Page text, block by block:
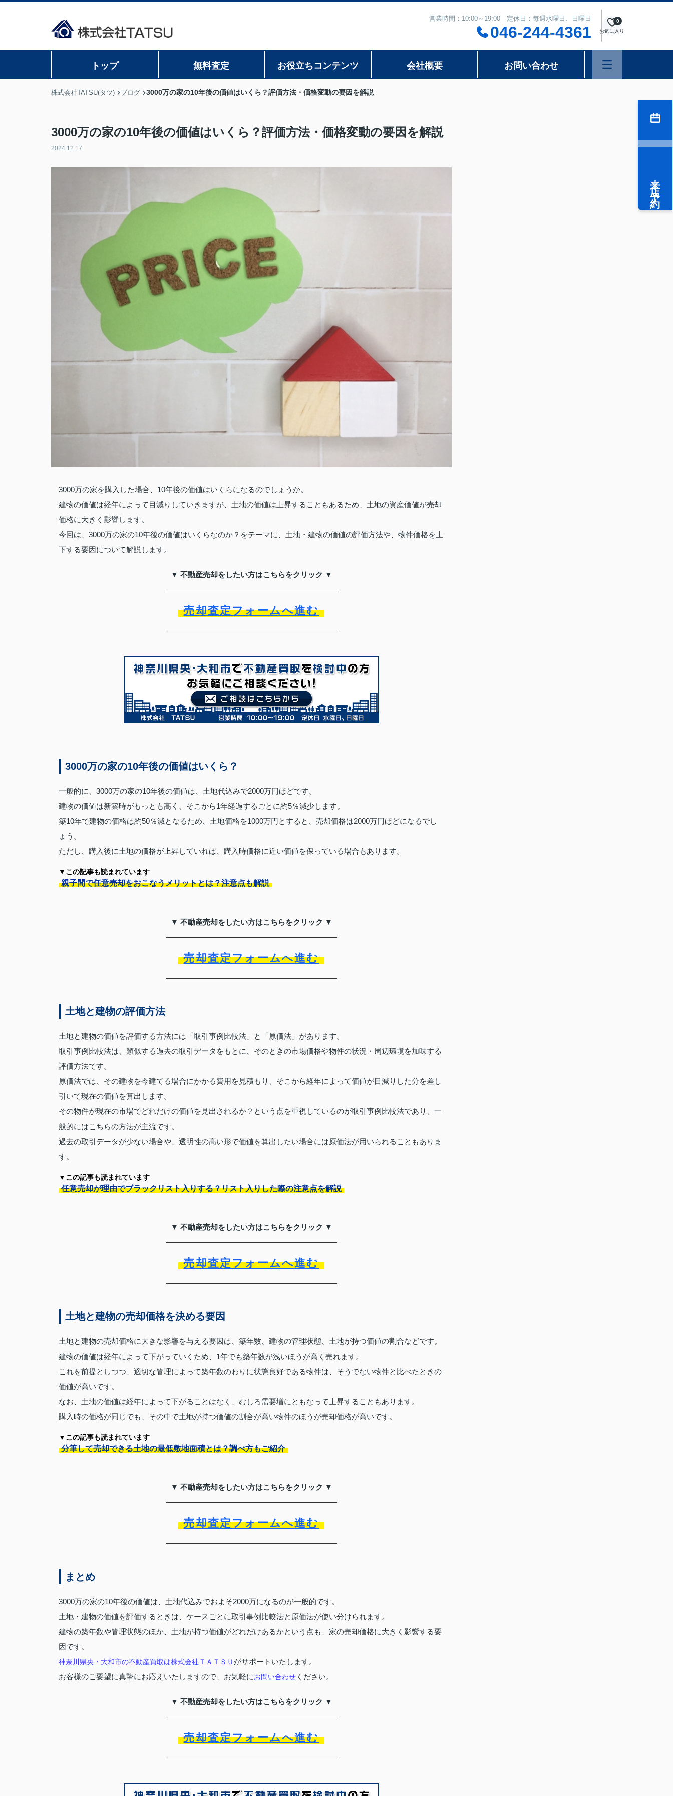
営業時間：10:00～19:00 定休日：毎週水曜日、日曜日
046-244-4361 お気に入り
0
トップ 無料査定 お役立ちコンテンツ 会社概要 お問い合わせ
株式会社TATSU(タツ) ブログ 3000万の家の10年後の価値はいくら？評価方法・価格変動の要因を解説
3000万の家の10年後の価値はいくら？評価方法・価格変動の要因を解説
2024.12.17
3000万の家を購入した場合、10年後の価値はいくらになるのでしょうか。
建物の価値は経年によって目減りしていきますが、土地の価値は上昇することもあるため、土地の資産価値が売却
価格に大きく影響します。
今回は、3000万の家の10年後の価値はいくらなのか？をテーマに、土地・建物の価値の評価方法や、物件価格を上
下する要因について解説します。
▼ 不動産売却をしたい方はこちらをクリック ▼
売却査定フォームへ進む
3000万の家の10年後の価値はいくら？
一般的に、3000万の家の10年後の価値は、土地代込みで2000万円ほどです。
建物の価値は新築時がもっとも高く、そこから1年経過するごとに約5％減少します。
築10年で建物の価格は約50％減となるため、土地価格を1000万円とすると、売却価格は2000万円ほどになるでし
ょう。
ただし、購入後に土地の価格が上昇していれば、購入時価格に近い価値を保っている場合もあります。
▼この記事も読まれています
親子間で任意売却をおこなうメリットとは？注意点も解説
▼ 不動産売却をしたい方はこちらをクリック ▼
売却査定フォームへ進む
土地と建物の評価方法
土地と建物の価値を評価する方法には「取引事例比較法」と「原価法」があります。
取引事例比較法は、類似する過去の取引データをもとに、そのときの市場価格や物件の状況・周辺環境を加味する
評価方法です。
原価法では、その建物を今建てる場合にかかる費用を見積もり、そこから経年によって価値が目減りした分を差し
引いて現在の価値を算出します。
その物件が現在の市場でどれだけの価値を見出されるか？という点を重視しているのが取引事例比較法であり、一
般的にはこちらの方法が主流です。
過去の取引データが少ない場合や、透明性の高い形で価値を算出したい場合には原価法が用いられることもありま
す。
▼この記事も読まれています
任意売却が理由でブラックリスト入りする？リスト入りした際の注意点を解説
▼ 不動産売却をしたい方はこちらをクリック ▼
売却査定フォームへ進む
土地と建物の売却価格を決める要因
土地と建物の売却価格に大きな影響を与える要因は、築年数、建物の管理状態、土地が持つ価値の割合などです。
建物の価値は経年によって下がっていくため、1年でも築年数が浅いほうが高く売れます。
これを前提としつつ、適切な管理によって築年数のわりに状態良好である物件は、そうでない物件と比べたときの
価値が高いです。
なお、土地の価値は経年によって下がることはなく、むしろ需要増にともなって上昇することもあります。
購入時の価格が同じでも、その中で土地が持つ価値の割合が高い物件のほうが売却価格が高いです。
▼この記事も読まれています
分筆して売却できる土地の最低敷地面積とは？調べ方もご紹介
▼ 不動産売却をしたい方はこちらをクリック ▼
売却査定フォームへ進む
まとめ
3000万の家の10年後の価値は、土地代込みでおよそ2000万になるのが一般的です。
土地・建物の価値を評価するときは、ケースごとに取引事例比較法と原価法が使い分けられます。
建物の築年数や管理状態のほか、土地が持つ価値がどれだけあるかという点も、家の売却価格に大きく影響する要
因です。
神奈川県央・大和市の不動産買取は株式会社ＴＡＴＳＵ がサポートいたします。
お客様のご要望に真摯にお応えいたしますので、お気軽にお問い合わせ ください。
▼ 不動産売却をしたい方はこちらをクリック ▼
売却査定フォームへ進む
来店予約